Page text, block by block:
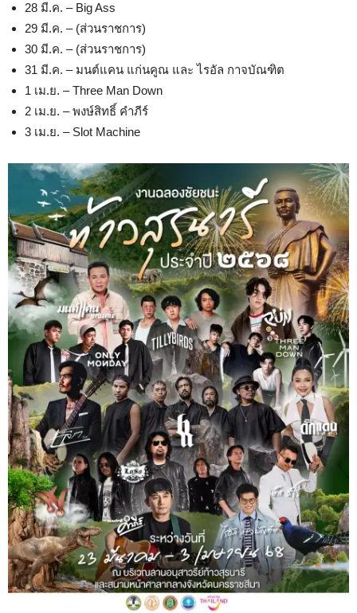
28 มี.ค. – Big Ass
29 มี.ค. – (ส่วนราชการ)
30 มี.ค. – (ส่วนราชการ)
31 มี.ค. – มนต์แคน แก่นคูณ และ ไรอัล กาจบัณฑิต
1 เม.ย. – Three Man Down
2 เม.ย. – พงษ์สิทธิ์ คำภีร์
3 เม.ย. – Slot Machine